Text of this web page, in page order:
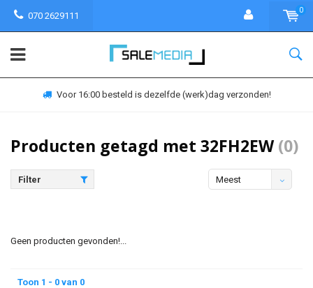
070 2629111
0
Voor 16:00 besteld is dezelfde (werk)dag verzonden!
Producten getagd met 32FH2EW(0)
Filter
Meest
Geen producten gevonden!...
Toon 1 - 0 van 0